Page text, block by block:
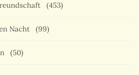
(453)
Nacht (99)
(50)